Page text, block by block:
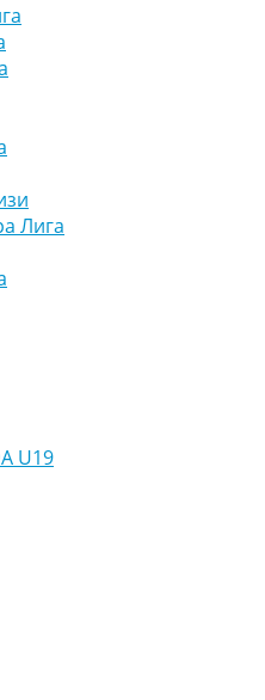
Лига
U19